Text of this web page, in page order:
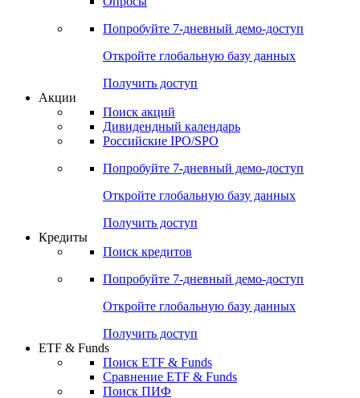
Cbonds Pages
Опросы
Попробуйте7-дневный
Откройте глобальную базу данных
Получить доступ
Поиск акций
Российские IPO/SPO
Попробуйте7-дневный
Откройте глобальную базу данных
Получить доступ
Поиск кредитов
Попробуйте7-дневный
Откройте глобальную базу данных
Получить доступ